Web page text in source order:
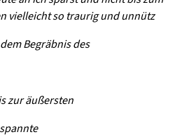
vielleicht so traurig und unnütz
Begräbnis des
zur äußersten